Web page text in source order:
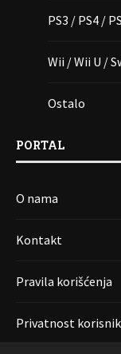
PS3 / PS4 /
Wii / Wii U /
Ostalo
PORTAL
O nama
Kontakt
Pravila korišćenja
Privatnost